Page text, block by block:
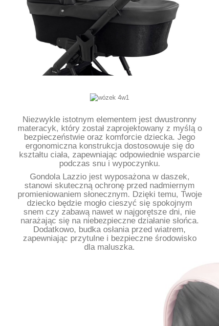
Niezwykle istotnym elementem jest dwustronny
materacyk, który został zaprojektowany z myślą o
bezpieczeństwie oraz komforcie dziecka. Jego
ergonomiczna konstrukcja dostosowuje się do
kształtu ciała, zapewniając odpowiednie wsparcie
podczas snu i wypoczynku.
Gondola Lazzio jest wyposażona w daszek,
stanowi skuteczną ochronę przed nadmiernym
promieniowaniem słonecznym. Dzięki temu, Twoje
dziecko będzie mogło cieszyć się spokojnym
snem czy zabawą nawet w najgorętsze dni, nie
narażając się na niebezpieczne działanie słońca.
Dodatkowo, budka osłania przed wiatrem,
zapewniając przytulne i bezpieczne środowisko
dla maluszka.